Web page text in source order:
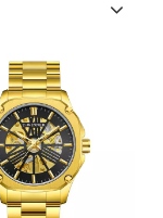
贴心服务
常问问题